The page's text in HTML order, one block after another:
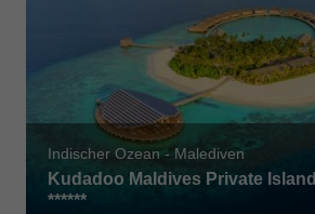
Indischer Ozean - Malediven
Kudadoo Maldives Private Island
******